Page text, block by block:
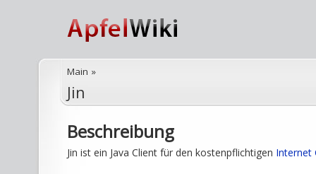
Main »
Jin
Beschreibung
Jin ist ein Java Client für den kostenpflichtigen Internet